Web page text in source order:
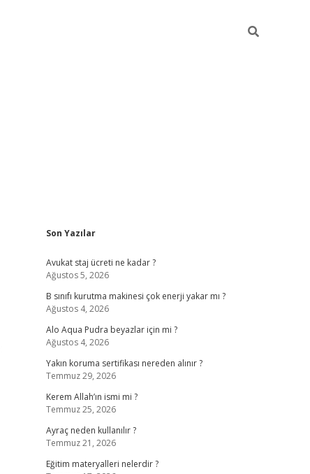
Sidebar
Son Yazılar
Avukat staj ücreti ne kadar ?
Ağustos 5, 2026
B sınıfı kurutma makinesi çok enerji yakar mı ?
Ağustos 4, 2026
Alo Aqua Pudra beyazlar için mi ?
Ağustos 4, 2026
Yakın koruma sertifikası nereden alınır ?
Temmuz 29, 2026
Kerem Allah’ın ismi mi ?
Temmuz 25, 2026
Ayraç neden kullanılır ?
Temmuz 21, 2026
Eğitim materyalleri nelerdir ?